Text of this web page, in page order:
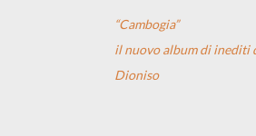
“Cambogia”
il nuovo album di inediti
Dioniso